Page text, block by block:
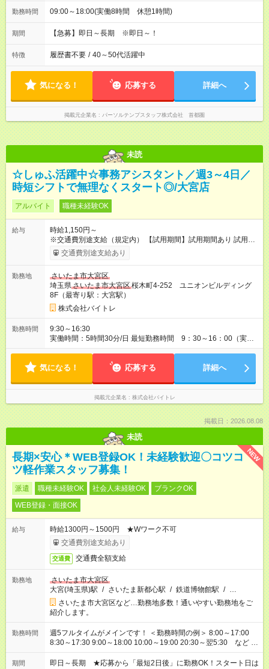
勤務時間 09:00～18:00(実働8時間 休憩1時間)
期間 【急募】即日～長期 ※即日～！
特徴 履歴書不要 / 40～50代活躍中
気になる！ 応募する 詳細へ
掲載元企業名 パーソルテンプスタッフ株式会社 首都圏
未読
☆しゅふ活躍中☆事務アシスタント／週3～4日／
時短シフトで無理なくスタート◎/大宮店
アルバイト 職種未経験OK
給与
時給1,150円～
※交通費別途支給（規定内） 【試用期間】試用期間あり 試用期
間の長さ：2ヶ月 雇用形態、給与は本採用時と同じです。
交通費別途支給あり
勤務地
さいたま市大宮区
埼玉県さいたま市大宮区桜木町4-252 ユニオンビルディング
8F（最寄り駅：大宮駅）
株式会社バイトレ
勤務時間
9:30～16:30
実働時間：5時間30分/日 最短勤務時間 9：30～16：00（実働
5.5時間） 9：30～16：30（実働6時間）、9：30～17：00（実
気になる！ 応募する 詳細へ
掲載元企業名 株式会社バイトレ
掲載日：2026.08.08
未読
NEW
長期×安心＊WEB登録OK！未経験歓迎〇コツコ
ツ軽作業スタッフ募集！
派遣 職種未経験OK 社会人未経験OK
ブランクOK
WEB登録・面接OK
給与
時給1300円～1500円 ★Wワーク不可
交通費別途支給あり
交通費 交通費全額支給
勤務地
さいたま市大宮区
大宮(埼玉県)駅 / さいたま新都心駅 / 鉄道博物館駅 / …
さいたま市大宮区など…勤務地多数！通いやすい勤務地をご
紹介します。
勤務時間
週5フルタイムがメインです！ ＜勤務時間の例＞ 8:00～17:00
8:30～17:30 9:00～18:00 10:00～19:00 20:30～翌5:30 など ★
その他にも勤務時間多数！ 日勤のみ、残業なし、交替制など
ご希望を教えてください！
期間
即日～長期 ★応募から「最短2日後」に勤務OK！スタート日は